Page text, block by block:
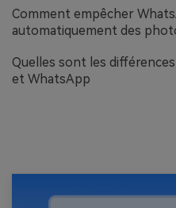
Comment empêcher
automatiquement des
Quelles sont les
et WhatsApp